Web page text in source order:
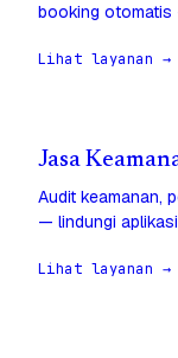
booking otomatis
Lihat layanan →
Jasa
Audit keamanan,
— lindungi
Lihat layanan →